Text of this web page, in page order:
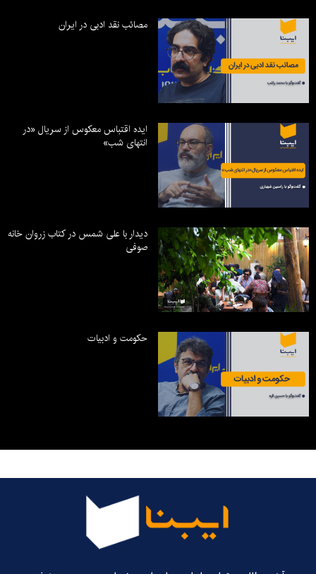
مصائب نقد ادبی در ایران
ایده اقتباس معکوس از سریال «در
انتهای شب»
دیدار با علی شمس در کتاب زروان خانه
صوفی
حکومت و ادبیات